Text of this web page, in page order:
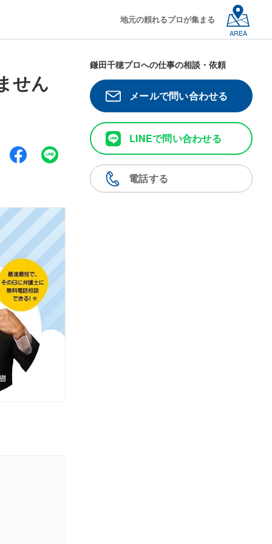
地元の頼れるプロが集まる
AREA
せん
鎌田千穂プロへの仕事の相談・依頼
メールで問い合わせる
LINEで問い合わせる
電話する